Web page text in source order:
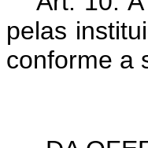
pelas
conforme a